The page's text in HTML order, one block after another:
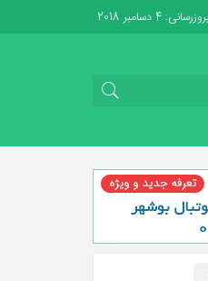
4 دسامبر 2018